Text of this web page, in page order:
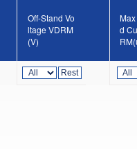
Off-Stand Vo
ltage VDRM
(V)
d